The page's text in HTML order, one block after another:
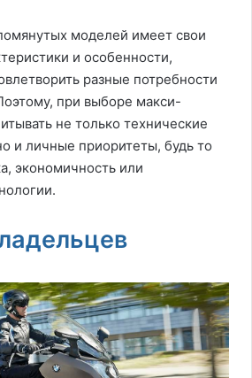
моделей имеет свои
и особенности,
разные потребности
при выборе макси-
не только технические
и личные приоритеты, будь то
экономичность или